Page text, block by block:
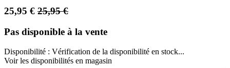
25,95 € 25,95€
Pas disponible à la vente
Disponibilité : Vérification de la disponibilité en stock...
Voir les disponibilités en magasin